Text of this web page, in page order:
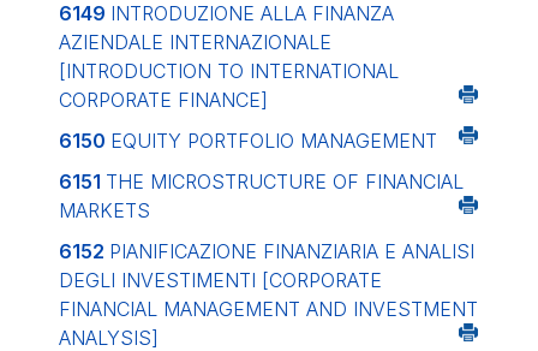
6149 INTRODUZIONE ALLA FINANZA
AZIENDALE INTERNAZIONALE
[INTRODUCTION TO INTERNATIONAL
CORPORATE FINANCE]
6150 EQUITY PORTFOLIO MANAGEMENT
6151 THE MICROSTRUCTURE OF FINANCIAL
MARKETS
6152 PIANIFICAZIONE FINANZIARIA E ANALISI
DEGLI INVESTIMENTI [CORPORATE
FINANCIAL MANAGEMENT AND INVESTMENT
ANALYSIS]